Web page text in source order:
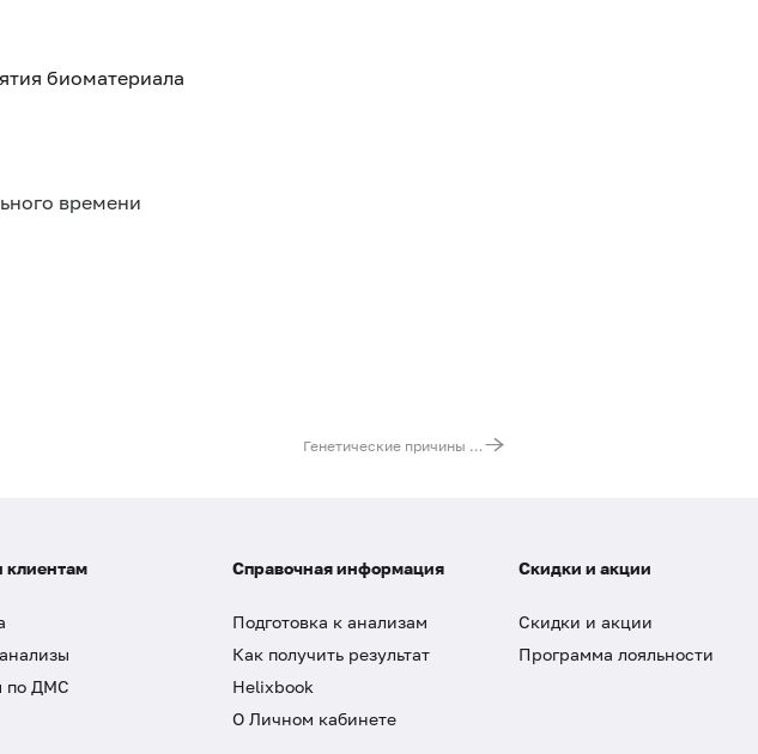
биоматериала
времени
Генетические причины мужского бесплодия. Расширенный
клиентам
по ДМС
Справочная информация
Подготовка к анализам
Как получить результат
Helixbook
О Личном кабинете
Скидки и акции
Скидки и акции
Программа лояльности